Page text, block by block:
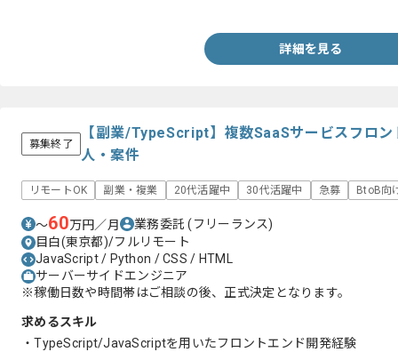
詳細を見る
募集終了
【副業/TypeScript】複数SaaSサービスフロン
人・案件
リモートOK 副業・複業 20代活躍中 30代活躍中 急募 BtoB向
〜60万円／月 業務委託(フリーランス)
目白(東京都)/フルリモート
JavaScript / Python / CSS / HTML
サーバーサイドエンジニア
※稼働日数や時間帯はご相談の後、正式決定となります。
求めるスキル
・TypeScript/JavaScriptを用いたフロントエンド開発経験